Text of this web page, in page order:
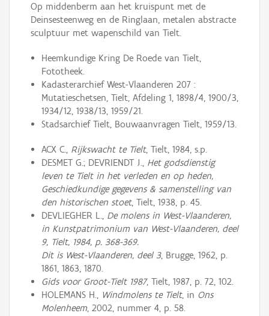
Op middenberm aan het kruispunt met de
Deinsesteenweg en de Ringlaan, metalen abstracte
sculptuur met wapenschild van Tielt.
Heemkundige Kring De Roede van Tielt,
Fototheek.
Kadasterarchief West-Vlaanderen 207 :
Mutatieschetsen, Tielt, Afdeling 1, 1898/4, 1900/3,
1934/12, 1938/13, 1959/21.
Stadsarchief Tielt, Bouwaanvragen Tielt, 1959/13.
ACX C., Rijkswacht te Tielt, Tielt, 1984, s.p.
DESMET G.; DEVRIENDT J., Het godsdienstig
leven te Tielt in het verleden en op heden,
Geschiedkundige gegevens & samenstelling van
den historischen stoet, Tielt, 1938, p. 45.
DEVLIEGHER L., De molens in West-Vlaanderen,
in Kunstpatrimonium van West-Vlaanderen, deel
9, Tielt, 1984, p. 368-369.
Dit is West-Vlaanderen, deel 3, Brugge, 1962, p.
1861, 1863, 1870.
Gids voor Groot-Tielt 1987, Tielt, 1987, p. 72, 102.
HOLEMANS H., Windmolens te Tielt, in Ons
Molenheem, 2002, nummer 4, p. 58.